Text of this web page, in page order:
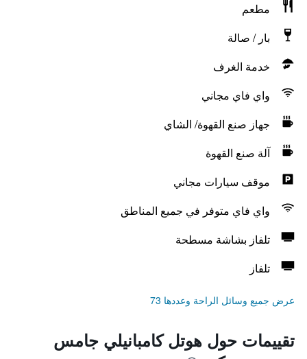
مطعم
بار / صالة
خدمة الغرف
واي فاي مجاني
جهاز صنع القهوة/ الشاي
آلة صنع القهوة
موقف سيارات مجاني
واي فاي متوفر في جميع المناطق
تلفاز بشاشة مسطحة
تلفاز
عرض جميع وسائل الراحة وعددها 73
تقييمات حول هوتل كامبانيلي جامس